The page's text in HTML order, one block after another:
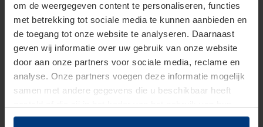
om de weergegeven content te personaliseren, functies
met betrekking tot sociale media te kunnen aanbieden en
de toegang tot onze website te analyseren. Daarnaast
geven wij informatie over uw gebruik van onze website
door aan onze partners voor sociale media, reclame en
analyse. Onze partners voegen deze informatie mogelijk
samen met andere gegevens die u beschikbaar heeft
dienstverlening hebben verzameld.